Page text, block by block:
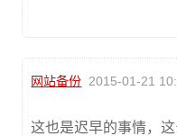
网站备份 2015-01-21
这也是迟早的事情，